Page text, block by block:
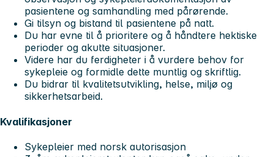
pasientene og samhandling med pårørende.
Gi tilsyn og bistand til pasientene på natt.
Du har evne til å prioritere og å håndtere hektiske
perioder og akutte situasjoner.
Videre har du ferdigheter i å vurdere behov for
sykepleie og formidle dette muntlig og skriftlig.
Du bidrar til kvalitetsutvikling, helse, miljø og
sikkerhetsarbeid.
Kvalifikasjoner
Sykepleier med norsk autorisasjon